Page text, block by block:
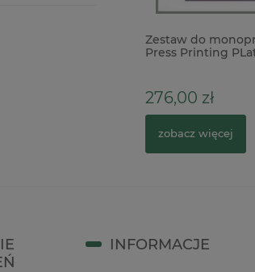
Zestaw do
Press Printing
276,00 zł
zobacz więcej
INFORMACJE